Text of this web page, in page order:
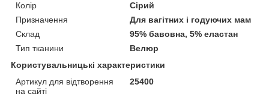
Колір
Сірий
Призначення
Для вагітних і годуючих мам
Склад
95% бавовна, 5% еластан
Тип тканини
Велюр
Користувальницькі характеристики
Артикул для відтворення
на сайті
25400